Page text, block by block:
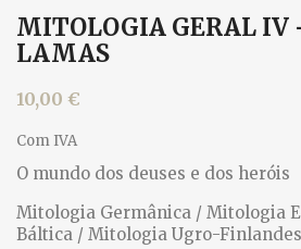
MITOLOGIA GERAL
LAMAS
10,00 €
Com IVA
O mundo dos deuses e dos heróis
Mitologia Germânica / Mitologia
Báltica / Mitologia Ugro-